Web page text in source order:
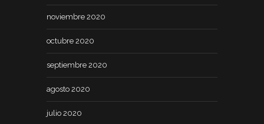
noviembre 2020
octubre 2020
septiembre 2020
agosto 2020
julio 2020